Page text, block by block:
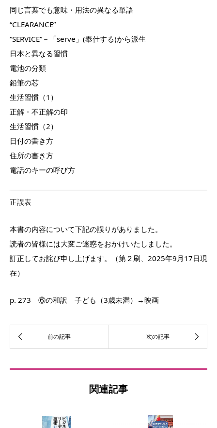
同じ言葉でも意味・用法の異なる単語
“CLEARANCE”
“SERVICE”－「serve」(奉仕する)から派生
日本と異なる習慣
電池の分類
鉛筆の芯
生活習慣（1）
正解・不正解の印
生活習慣（2）
日付の書き方
住所の書き方
電話のキーの呼び方
正誤表
本書の内容について下記の誤りがありました。
読者の皆様には大変ご迷惑をおかけいたしました。
訂正してお詫び申し上げます。（第２刷、2025年9月17日現
在）
p. 273 ⑥の和訳 子ども（3歳未満）→映画
関連記事